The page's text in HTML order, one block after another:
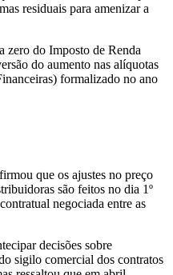
residuais para amenizar a
zero do Imposto de Renda
do aumento nas alíquotas
formalizado no ano
que os ajustes no preço
são feitos no dia 1º
negociada entre as
decisões sobre
sigilo comercial dos contratos